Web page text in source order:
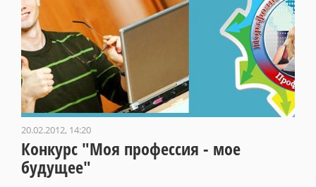
20.02.2012, 14:20
Конкурс "Моя профессия - мое
будущее"